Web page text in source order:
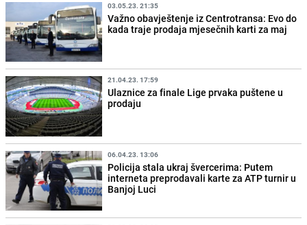
03.05.23. 21:35
Važno obavještenje iz Centrotransa: Evo do
kada traje prodaja mjesečnih karti za maj
21.04.23. 17:59
Ulaznice za finale Lige prvaka puštene u
prodaju
06.04.23. 13:06
Policija stala ukraj švercerima: Putem
interneta preprodavali karte za ATP turnir u
Banjoj Luci